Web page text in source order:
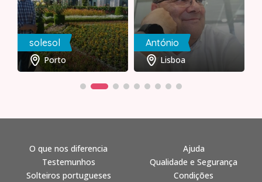
solesol
Porto
António
Lisboa
O que nos diferencia
Testemunhos
Solteiros portugueses
Ajuda
Qualidade e Segurança
Condições